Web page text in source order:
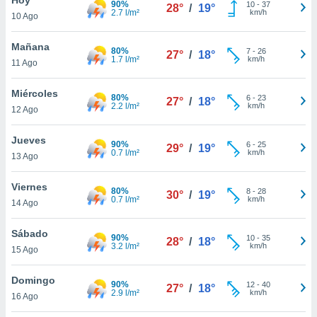
en
más
nuestra
de
cookies
aceptar
10 Ago
90%
2.7 l/m²
28° / 19° 10- 37
km/h
Mañana
11 Ago
80%
1.7 l/m²
27° / 18° 7- 26
km/h
Miércoles
12 Ago
80%
2.2 l/m²
27° / 18° 6- 23
km/h
Jueves
13 Ago
90%
0.7 l/m²
29° / 19° 6- 25
km/h
Viernes
14 Ago
80%
0.7 l/m²
30° / 19° 8- 28
km/h
Sábado
15 Ago
90%
3.2 l/m²
28° / 18° 10- 35
km/h
Domingo
16 Ago
90%
2.9 l/m²
27° / 18° 12- 40
km/h